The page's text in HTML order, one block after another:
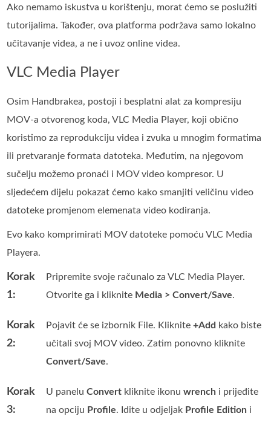
Ako nemamo iskustva u korištenju, morat ćemo se poslužiti
tutorijalima. Također, ova platforma podržava samo lokalno
učitavanje videa, a ne i uvoz online videa.
VLC Media Player
Osim Handbrakea, postoji i besplatni alat za kompresiju
MOV-a otvorenog koda, VLC Media Player, koji obično
koristimo za reprodukciju videa i zvuka u mnogim formatima
ili pretvaranje formata datoteka. Međutim, na njegovom
sučelju možemo pronaći i MOV video kompresor. U
sljedećem dijelu pokazat ćemo kako smanjiti veličinu video
datoteke promjenom elemenata video kodiranja.
Evo kako komprimirati MOV datoteke pomoću VLC Media
Playera.
Korak
1:
Pripremite svoje računalo za VLC Media Player.
Otvorite ga i kliknite Media > Convert/Save.
Korak
2:
Pojavit će se izbornik File. Kliknite+Add kako biste
učitali svoj MOV video. Zatim ponovno kliknite
Convert/Save.
Korak
3:
U paneluConvert kliknite ikonuwrench i prijeđite
na opciju Profile. Idite u odjeljak Profile Edition i